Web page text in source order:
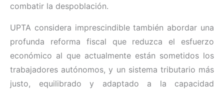
combatir la despoblación.
UPTA considera imprescindible también abordar una
profunda reforma fiscal que reduzca el esfuerzo
económico al que actualmente están sometidos los
trabajadores autónomos, y un sistema tributario más
justo, equilibrado y adaptado a la capacidad